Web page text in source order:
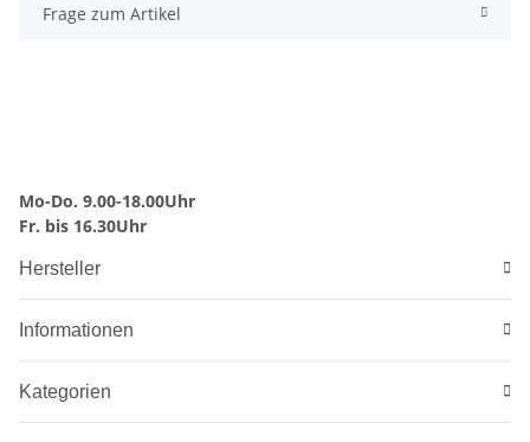
Frage zum Artikel
Mo-Do. 9.00-18.00Uhr
Fr. bis 16.30Uhr
Hersteller
Informationen
Kategorien